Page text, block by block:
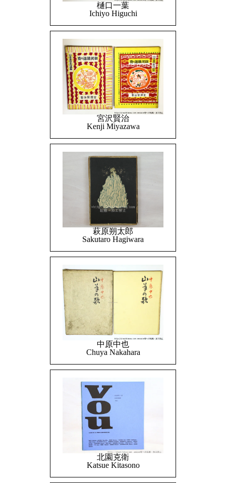
樋口一葉
Ichiyo Higuchi
宮沢賢治
Kenji Miyazawa
萩原朔太郎
Sakutaro Hagiwara
中原中也
Chuya Nakahara
北園克衛
Katsue Kitasono